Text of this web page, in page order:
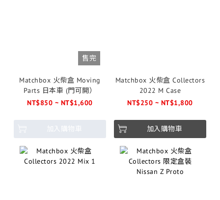
售完
Matchbox 火柴盒 Moving
Parts 日本車 (門可開）
NT$850 ~ NT$1,600
加入購物車
Matchbox 火柴盒 Collectors
2022 M Case
NT$250 ~ NT$1,800
加入購物車